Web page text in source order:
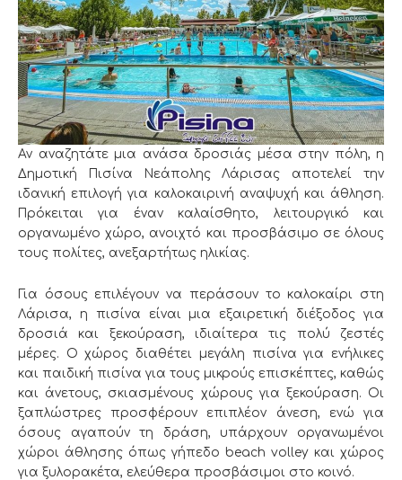
Αν αναζητάτε μια ανάσα δροσιάς μέσα στην πόλη, η
Δημοτική Πισίνα Νεάπολης Λάρισας αποτελεί την
ιδανική επιλογή για καλοκαιρινή αναψυχή και άθληση.
Πρόκειται για έναν καλαίσθητο, λειτουργικό και
οργανωμένο χώρο, ανοιχτό και προσβάσιμο σε όλους
τους πολίτες, ανεξαρτήτως ηλικίας.
Για όσους επιλέγουν να περάσουν το καλοκαίρι στη
Λάρισα, η πισίνα είναι μια εξαιρετική διέξοδος για
δροσιά και ξεκούραση, ιδιαίτερα τις πολύ ζεστές
μέρες. Ο χώρος διαθέτει μεγάλη πισίνα για ενήλικες
και παιδική πισίνα για τους μικρούς επισκέπτες, καθώς
και άνετους, σκιασμένους χώρους για ξεκούραση. Οι
ξαπλώστρες προσφέρουν επιπλέον άνεση, ενώ για
όσους αγαπούν τη δράση, υπάρχουν οργανωμένοι
χώροι άθλησης όπως γήπεδο beach volley και χώρος
για ξυλορακέτα, ελεύθερα προσβάσιμοι στο κοινό.